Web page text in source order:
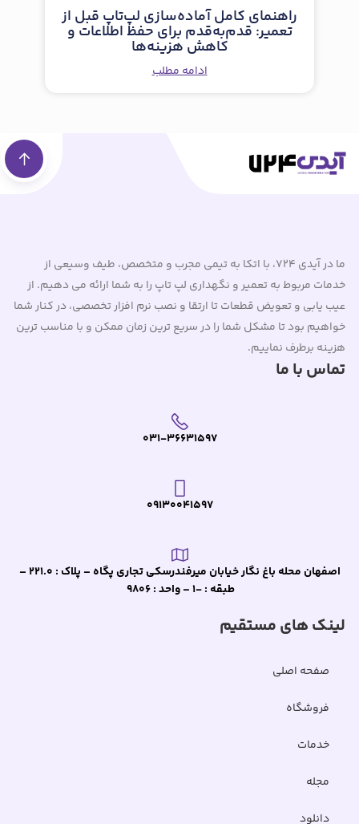
راهنمای کامل آماده‌سازی لپ‌تاپ قبل از
تعمیر: قدم‌به‌قدم برای حفظ اطلاعات و
کاهش هزینه‌ها
ادامه مطلب
ما در آیدی 724، با اتکا به تیمی مجرب و متخصص، طیف وسیعی از
خدمات مربوط به تعمیر و نگهداری لپ تاپ را به شما ارائه می دهیم. از
عیب یابی و تعویض قطعات تا ارتقا و نصب نرم افزار تخصصی، در کنار شما
خواهیم بود تا مشکل شما را در سریع ترین زمان ممکن و با مناسب ترین
هزینه برطرف نماییم.
تماس با ما
031-36631597
09130041597
اصفهان محله باغ نگار خیابان میرفندرسکی تجاری پگاه – پلاک : 221.0 –
طبقه : -1 – واحد : 9806
لینک های مستقیم
صفحه اصلی
فروشگاه
خدمات
مجله
دانلود